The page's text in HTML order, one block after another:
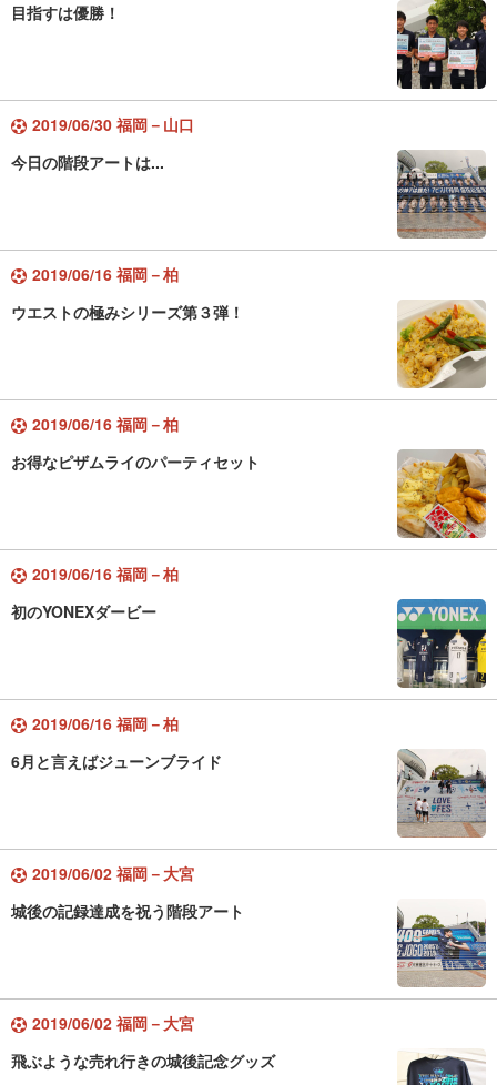
目指すは優勝！
2019/06/30 福岡－山口
今日の階段アートは...
2019/06/16 福岡－柏
ウエストの極みシリーズ第３弾！
2019/06/16 福岡－柏
お得なピザムライのパーティセット
2019/06/16 福岡－柏
初のYONEXダービー
2019/06/16 福岡－柏
6月と言えばジューンブライド
2019/06/02 福岡－大宮
城後の記録達成を祝う階段アート
2019/06/02 福岡－大宮
飛ぶような売れ行きの城後記念グッズ